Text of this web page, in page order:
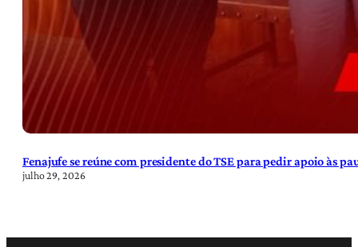
Fenajufe se reúne com presidente do TSE para pedir apoio às
julho 29, 2026